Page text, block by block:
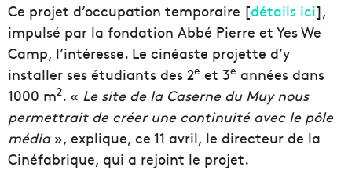
Ce projet d’occupation temporaire [détails ici],
impulsé par la fondation Abbé Pierre et Yes We
Camp, l’intéresse. Le cinéaste projette d’y
installer ses étudiants des 2e et 3e années dans
1000 m2. « Le site de la Caserne du Muy nous
permettrait de créer une continuité avec le pôle
média», explique, ce 11 avril, le directeur de la
Cinéfabrique, qui a rejoint le projet.